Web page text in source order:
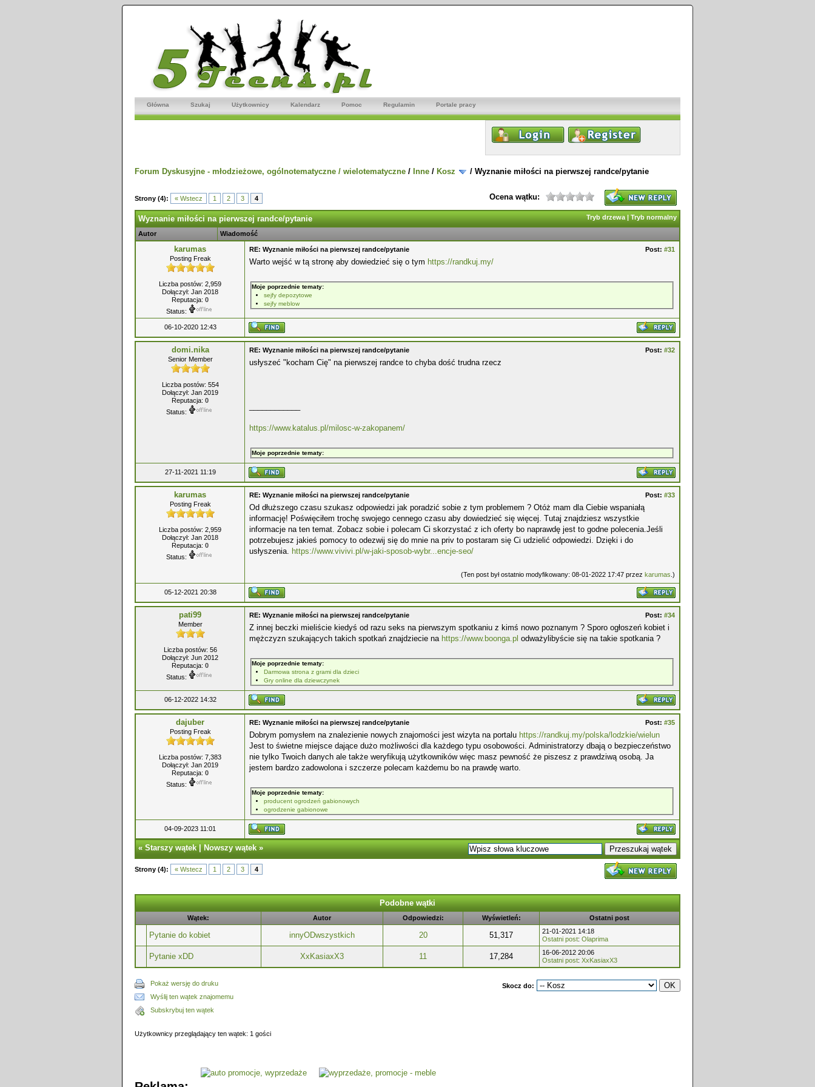
Główna Szukaj Użytkownicy Kalendarz Pomoc Regulamin Portale pracy
Forum Dyskusyjne - młodzieżowe, ogólnotematyczne / wielotematyczne / Inne / Kosz / Wyznanie miłości na pierwszej randce/pytanie
Strony (4): « Wstecz 1 2 3 4 Ocena wątku:
Tryb drzewa | Tryb normalny
Wyznanie miłości na pierwszej randce/pytanie
Autor Wiadomość
karumas
Posting Freak
Liczba postów: 2,959
Dołączył: Jan 2018
Reputacja: 0
Status:
Post: #31
RE: Wyznanie miłości na pierwszej randce/pytanie
Warto wejść w tą stronę aby dowiedzieć się o tym https://randkuj.my/
Moje poprzednie tematy:
sejfy depozytowe
sejfy meblow
06-10-2020 12:43
domi.nika
Senior Member
Liczba postów: 554
Dołączył: Jan 2019
Reputacja: 0
Status:
Post: #32
RE: Wyznanie miłości na pierwszej randce/pytanie
usłyszeć "kocham Cię" na pierwszej randce to chyba dość trudna rzecz
https://www.katalus.pl/milosc-w-zakopanem/
Moje poprzednie tematy:
27-11-2021 11:19
karumas
Posting Freak
Liczba postów: 2,959
Dołączył: Jan 2018
Reputacja: 0
Status:
Post: #33
RE: Wyznanie miłości na pierwszej randce/pytanie
Od dłuższego czasu szukasz odpowiedzi jak poradzić sobie z tym problemem ? Otóż mam dla Ciebie wspaniałą
informację! Poświęciłem trochę swojego cennego czasu aby dowiedzieć się więcej. Tutaj znajdziesz wszystkie
informacje na ten temat. Zobacz sobie i polecam Ci skorzystać z ich oferty bo naprawdę jest to godne polecenia.Jeśli
potrzebujesz jakieś pomocy to odezwij się do mnie na priv to postaram się Ci udzielić odpowiedzi. Dzięki i do
usłyszenia. https://www.vivivi.pl/w-jaki-sposob-wybr...encje-seo/
(Ten post był ostatnio modyfikowany: 08-01-2022 17:47 przez karumas .)
05-12-2021 20:38
pati99
Member
Liczba postów: 56
Dołączył: Jun 2012
Reputacja: 0
Status:
Post: #34
RE: Wyznanie miłości na pierwszej randce/pytanie
Z innej beczki mieliście kiedyś od razu seks na pierwszym spotkaniu z kimś nowo poznanym ? Sporo ogłoszeń kobiet i
mężczyzn szukających takich spotkań znajdziecie na https://www.boonga.pl odważylibyście się na takie spotkania ?
Moje poprzednie tematy:
Darmowa strona z grami dla dzieci
Gry online dla dziewczynek
06-12-2022 14:32
dajuber
Posting Freak
Liczba postów: 7,383
Dołączył: Jan 2019
Reputacja: 0
Status:
Post: #35
RE: Wyznanie miłości na pierwszej randce/pytanie
Dobrym pomysłem na znalezienie nowych znajomości jest wizyta na portalu https://randkuj.my/polska/lodzkie/wielun
Jest to świetne miejsce dające dużo możliwości dla każdego typu osobowości. Administratorzy dbają o bezpieczeństwo
nie tylko Twoich danych ale także weryfikują użytkowników więc masz pewność że piszesz z prawdziwą osobą. Ja
jestem bardzo zadowolona i szczerze polecam każdemu bo na prawdę warto.
Moje poprzednie tematy:
producent ogrodzeń gabionowych
ogrodzenie gabionowe
04-09-2023 11:01
«Starszy wątek|Nowszy wątek»
Strony (4): « Wstecz 1 2 3 4
Podobne wątki
Wątek: Autor Odpowiedzi: Wyświetleń: Ostatni post
Pytanie do kobiet innyODwszystkich 20 51,317
21-01-2021 14:18
Ostatni post: Olaprima
Pytanie xDD XxKasiaxX3 11 17,284
16-06-2012 20:06
Ostatni post: XxKasiaxX3
Pokaż wersję do druku
Wyślij ten wątek znajomemu
Subskrybuj ten wątek
Skocz do:
Użytkownicy przeglądający ten wątek: 1 gości